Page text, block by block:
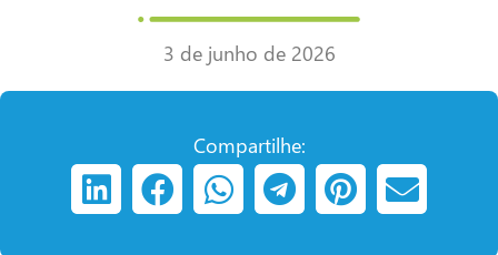
3 de junho de 2026
Compartilhe: